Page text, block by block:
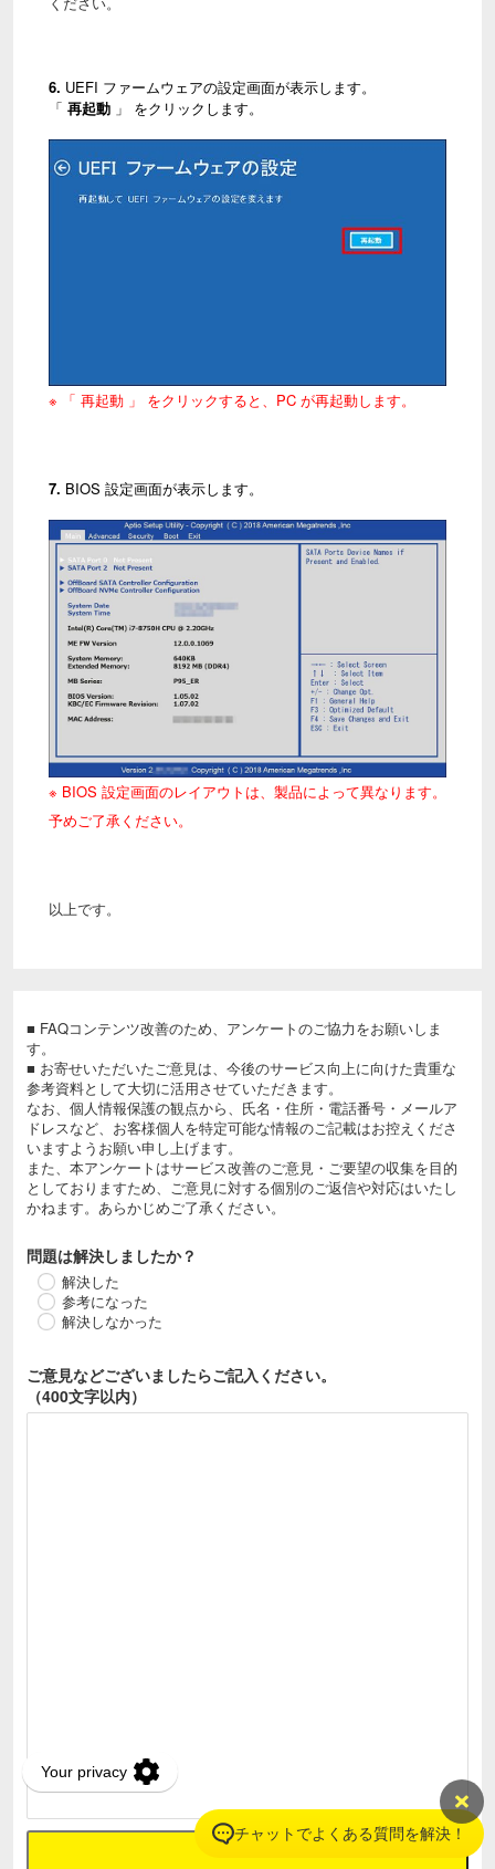
6. UEFI ファームウェアの設定画面が表示します。
「 再起動 」 をクリックします。
※ 「 再起動 」 をクリックすると、PC が再起動します。
7. BIOS 設定画面が表示します。
※ BIOS 設定画面のレイアウトは、製品によって異なります。
予めご了承ください。
以上です。
■ FAQコンテンツ改善のため、アンケートのご協力をお願いしま
す。
■ お寄せいただいたご意見は、今後のサービス向上に向けた貴重な
参考資料として大切に活用させていただきます。
なお、個人情報保護の観点から、氏名・住所・電話番号・メールア
ドレスなど、お客様個人を特定可能な情報のご記載はお控えくださ
いますようお願い申し上げます。
また、本アンケートはサービス改善のご意見・ご要望の収集を目的
としておりますため、ご意見に対する個別のご返信や対応はいたし
かねます。あらかじめご了承ください。
問題は解決しましたか？
解決した
参考になった
解決しなかった
ご意見などございましたらご記入ください。
（400文字以内）
チャットでよくある質問を解決！